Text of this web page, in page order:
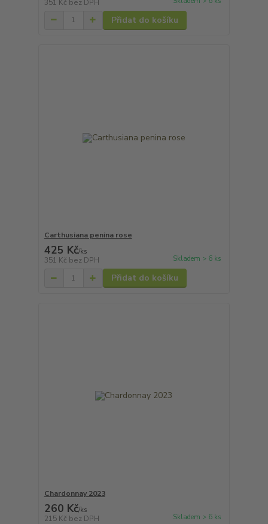
351 Kč bez DPH
Přidat do košíku
Carthusiana penina rose
425 Kč/ks
351 Kč bez DPH Skladem > 6 ks
Přidat do košíku
Chardonnay 2023
260 Kč/ks
215 Kč bez DPH Skladem > 6 ks